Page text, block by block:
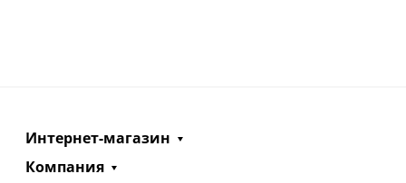
Интернет-магазин
Компания